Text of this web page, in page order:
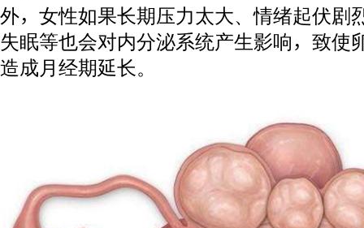
外，女性如果长期压力太大、情绪起伏剧
失眠等也会对内分泌系统产生影响，致使
造成月经期延长。